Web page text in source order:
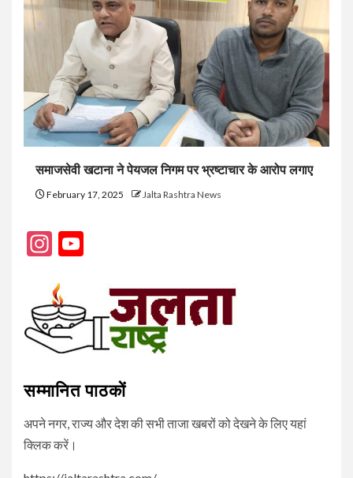
समाजसेवी खटाना ने पेयजल निगम पर भ्रष्टाचार के आरोप लगाए
February 17, 2025 Jalta Rashtra News
Instagram
सम्मानित पाठकों
अपने नगर, राज्य और देश की सभी ताजा खबरों को देखने के लिए यहां
क्लिक करें।